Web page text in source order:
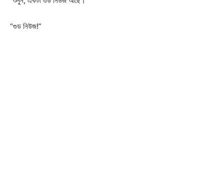
“গুড নিউজ!”